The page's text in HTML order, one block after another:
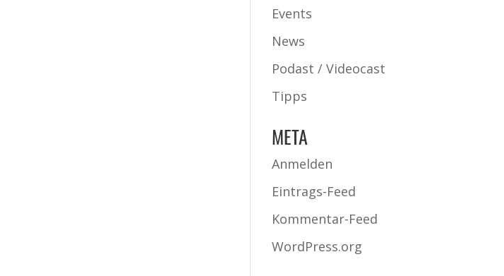
Events
News
Podast / Videocast
Tipps
META
Anmelden
Eintrags-Feed
Kommentar-Feed
WordPress.org